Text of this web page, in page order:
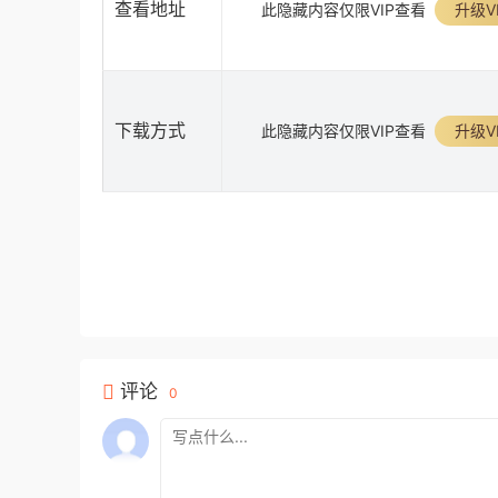
查看地址 此隐藏内容仅限VIP查看 升级
下载方式 此隐藏内容仅限VIP查看 升级
评论 0